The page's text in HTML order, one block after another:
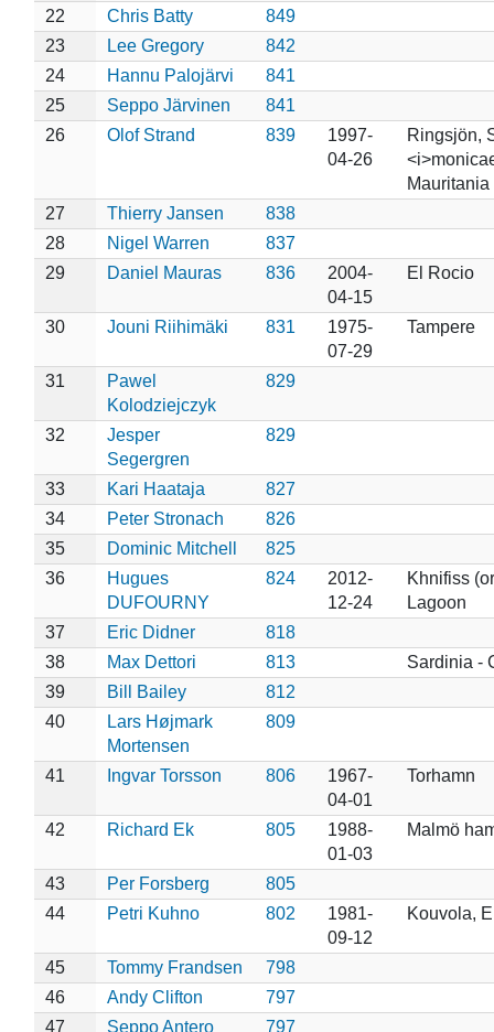
22
Chris Batty
849
23
Lee Gregory
842
24
Hannu Palojärvi
841
25
Seppo Järvinen
841
26
Olof Strand 839
1997-
04-26
Ringsjön,
27
Thierry Jansen
838
28
Nigel Warren
837
29
Daniel Mauras 836
2004-
04-15
El Rocio
30 Jouni Riihimäki 831
1975-
07-29
Tampere
31
Pawel
Kolodziejczyk
829
32
Jesper
Segergren
829
33 Kari Haataja
827
34
Peter Stronach
826
35
Dominic Mitchell
825
36
Hugues
DUFOURNY
824
2012-
12-24
Khnifiss
Lagoon
37
Eric Didner
818
38
Max Dettori 813
Sardinia -
39
Bill Bailey
812
40
Lars Højmark
Mortensen
809
41 Ingvar Torsson 806
1967-
04-01
Torhamn
42 Richard Ek 805
1988-
01-03
Malmö
43 Per Forsberg
805
44
Petri Kuhno 802
1981-
09-12
Kouvola,
45 Tommy Frandsen
798
46
Andy Clifton
797
47
Seppo Antero
797